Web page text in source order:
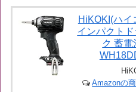
HiKOKI(ハイ
インパクト
ク 蓄電
Amazonの